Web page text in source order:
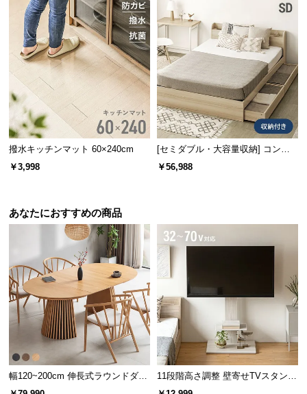
撥水キッチンマット 60×240cm
￥3,998
[セミダブル・大容量収納] コンセ
ント機能付きベッド 超極厚マット
￥56,988
あなたにおすすめの商品
幅120~200cm 伸長式ラウンドダイ
ニングテーブル 6人掛け 天然木突
11段階高さ調整 壁寄せTVスタンド
キャスター付き 上下左右角度調節